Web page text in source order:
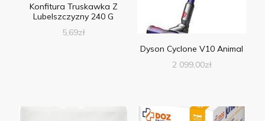
Konfitura Truskawka Z
Lubelszczyzny 240 G
5,69zł
Dyson Cyclone V10 Animal
2 099,00zł